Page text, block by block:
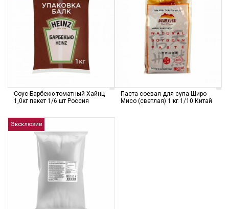
Соус Барбекю томатный Хайнц
1,0кг пакет 1/6 шт Россия
Паста соевая для супа Широ
Мисо (светлая) 1 кг 1/10 Китай
Эксклюзив